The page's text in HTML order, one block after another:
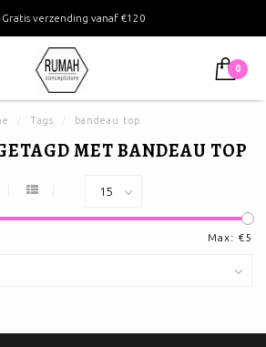
Gratis verzending vanaf €120
0
Tags bandeau top
MET BANDEAU TOP
Max: €5